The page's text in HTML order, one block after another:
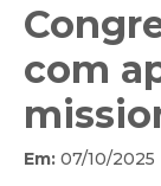
com
Em:07/10/2025